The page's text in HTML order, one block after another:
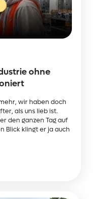
ohne
wir haben doch
als uns lieb ist.
den ganzen Tag auf
Blick klingt er ja auch